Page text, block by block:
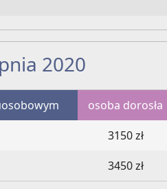
2020
osoba dorosła
3150 zł
3450 zł